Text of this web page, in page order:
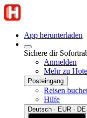
App herunterladen
Sichere dir
Anmelden
Mehr zu
Posteingang
Reisen
Hilfe
Deutsch · EUR · DE